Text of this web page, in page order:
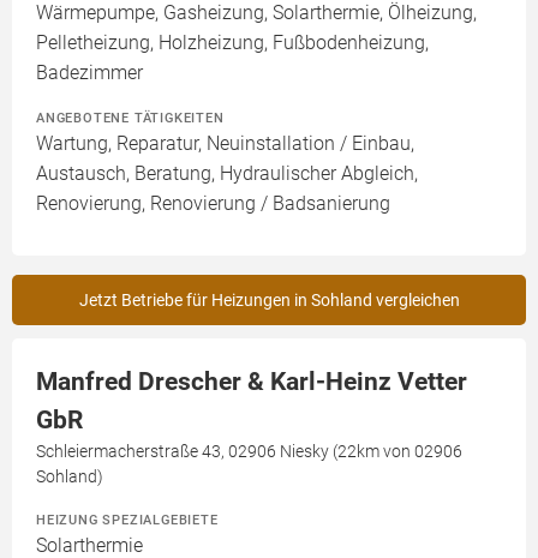
Wärmepumpe, Gasheizung, Solarthermie, Ölheizung,
Pelletheizung, Holzheizung, Fußbodenheizung,
Badezimmer
ANGEBOTENE TÄTIGKEITEN
Wartung, Reparatur, Neuinstallation / Einbau,
Austausch, Beratung, Hydraulischer Abgleich,
Renovierung, Renovierung / Badsanierung
Jetzt Betriebe für Heizungen in Sohland vergleichen
Manfred Drescher & Karl-Heinz Vetter
GbR
Schleiermacherstraße 43, 02906 Niesky (22km von 02906
Sohland)
HEIZUNG SPEZIALGEBIETE
Solarthermie